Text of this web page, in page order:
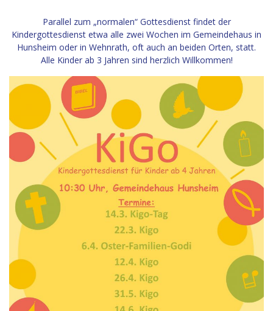
Parallel zum „normalen“ Gottesdienst findet der
Kindergottesdienst etwa alle zwei Wochen im Gemeindehaus in
Hunsheim oder in Wehnrath, oft auch an beiden Orten, statt.
Alle Kinder ab 3 Jahren sind herzlich Willkommen!